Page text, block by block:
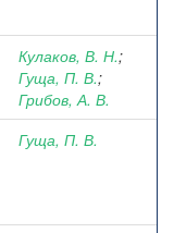
Кулаков, В. Н.;
Гуща, П. В.;
Грибов, А. В.
Гуща, П. В.